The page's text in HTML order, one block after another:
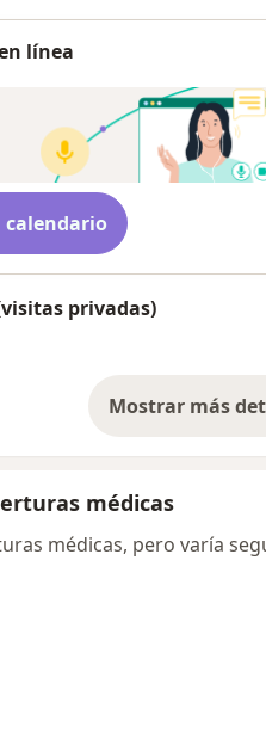
línea
calendario
privadas)
Mostrar mássobre
médicas
médicas, pero varía